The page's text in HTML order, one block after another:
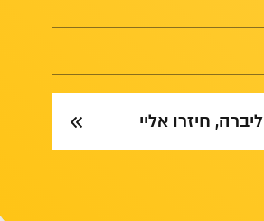
ליברה, חיזרו אליי